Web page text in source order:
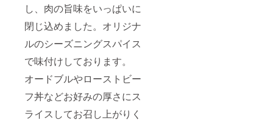
し、肉の旨味をいっぱいに
閉じ込めました。オリジナ
ルのシーズニングスパイス
で味付けしております。
オードブルやローストビー
フ丼などお好みの厚さにス
ライスしてお召し上がりく